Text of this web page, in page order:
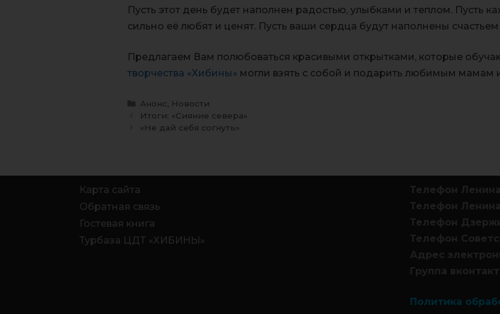
Пусть этот день будет наполнен радостью, улыбками и теплом. Пусть
сильно её любят и ценят. Пусть ваши сердца будут наполнены
Предлагаем Вам полюбоваться красивыми открытками, которые
творчества «Хибины» могли взять с собой и подарить любимым мамам
Анонс
Новости
Итоги: «Сияние севера»
«Не дай себя согнуть»
Карта сайта
Обратная связь
Гостевая книга
Турбаза ЦДТ «ХИБИНЫ»
Политика